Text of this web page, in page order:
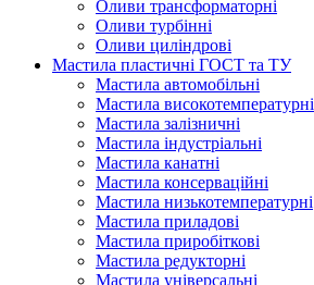
Оливи трансформаторні
Оливи турбінні
Оливи циліндрові
Мастила пластичні ГОСТ та ТУ
Мастила автомобільні
Мастила високотемпературні
Мастила залізничні
Мастила індустріальні
Мастила канатні
Мастила консерваційні
Мастила низькотемпературні
Мастила приладові
Мастила приробіткові
Мастила редукторні
Мастила універсальні